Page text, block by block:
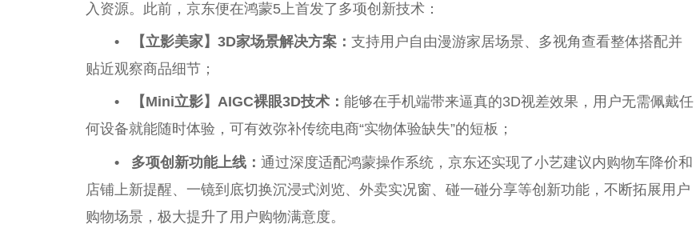
入资源。此前，京东便在鸿蒙5上首发了多项创新技术：
• 【立影美家】 3D家场景解决方案 ： 支持用户自由漫游家居场景、多视角查看整体搭配并
贴近观察商品细节；
• 【Mini立影】 AIGC裸眼3D技术： 能够在手机端带来逼真的3D视差效果 ，用户无需佩戴任
何设备就能随时体验，可有效弥补传统电商“实物体验缺失”的短板；
• 多项创新功能上线： 通过深度适配鸿蒙操作系统，京东还实现了小艺建议内购物车降价和
店铺上新提醒、一镜到底切换沉浸式浏览、外卖实况窗、碰一碰分享等创新功能，不断拓展用户
购物场景，极大提升了用户购物满意度。